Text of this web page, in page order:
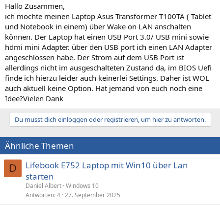
Hallo Zusammen,
ich möchte meinen Laptop Asus Transformer T100TA ( Tablet
und Notebook in einem) über Wake on LAN anschalten
können. Der Laptop hat einen USB Port 3.0/ USB mini sowie
hdmi mini Adapter. über den USB port ich einen LAN Adapter
angeschlossen habe. Der Strom auf dem USB Port ist
allerdings nicht im ausgeschalteten Zustand da, im BIOS Uefi
finde ich hierzu leider auch keinerlei Settings. Daher ist WOL
auch aktuell keine Option. Hat jemand von euch noch eine
Idee?Vielen Dank
Du musst dich einloggen oder registrieren, um hier zu antworten.
Ähnliche Themen
D
Lifebook E752 Laptop mit Win10 über Lan
starten
Daniel Albert Windows 10
Antworten 4 27. September 2025